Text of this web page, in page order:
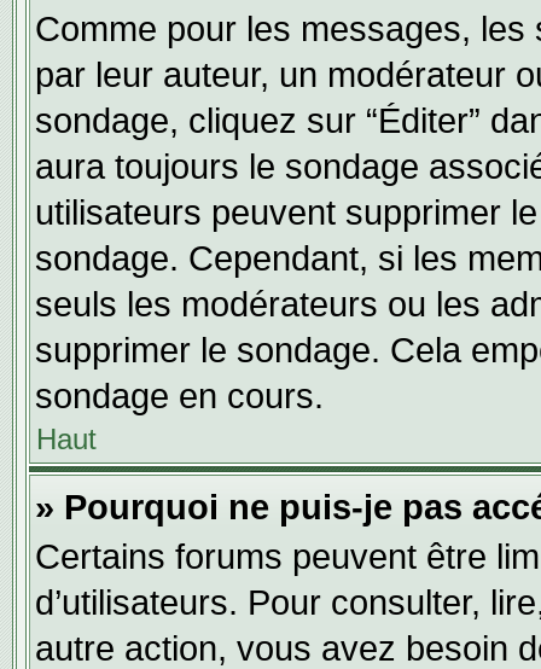
Comme pour les messages,
par leur auteur, un modérateur
sondage, cliquez sur “Éditer”
aura toujours le sondage
utilisateurs peuvent supprimer
sondage. Cependant, si les
seuls les modérateurs ou les
supprimer le sondage. Cela
sondage en cours.
Haut
» Pourquoi ne puis-je pas
Certains forums peuvent être
d’utilisateurs. Pour consulter,
autre action, vous avez besoin